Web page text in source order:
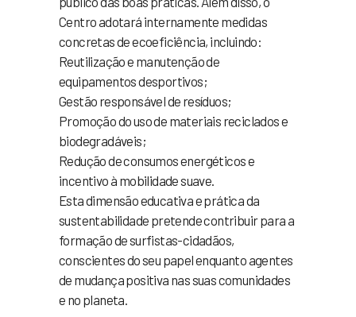
Centro adotará internamente medidas
concretas de ecoeficiência, incluindo:
Reutilização e manutenção de
equipamentos desportivos;
Gestão responsável de resíduos;
Promoção do uso de materiais reciclados e
biodegradáveis;
Redução de consumos energéticos e
incentivo à mobilidade suave.
Esta dimensão educativa e prática da
sustentabilidade pretende contribuir para a
formação de surfistas-cidadãos,
conscientes do seu papel enquanto agentes
de mudança positiva nas suas comunidades
e no planeta.